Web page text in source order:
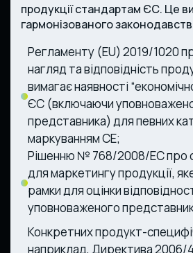
продукції стандартам ЄС. Це
гармонізованого
Регламенту (EU) 2019/1020
нагляд та відповідність
вимагає наявності
ЄС (включаючи
представника) для певних
маркуванням CE;
Рішенню № 768/2008/EC про
для маркетингу продукції,
рамки для оцінки
уповноваженого
Конкретних продукт-
наприклад, Директива 2006/